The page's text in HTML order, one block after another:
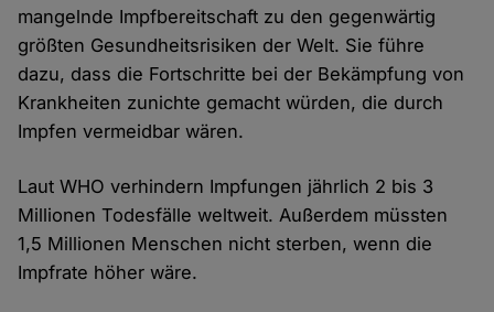
mangelnde Impfbereitschaft zu den gegenwärtig
größten Gesundheitsrisiken der Welt. Sie führe
dazu, dass die Fortschritte bei der Bekämpfung von
Krankheiten zunichte gemacht würden, die durch
Impfen vermeidbar wären.
Laut WHO verhindern Impfungen jährlich 2 bis 3
Millionen Todesfälle weltweit. Außerdem müssten
1,5 Millionen Menschen nicht sterben, wenn die
Impfrate höher wäre.